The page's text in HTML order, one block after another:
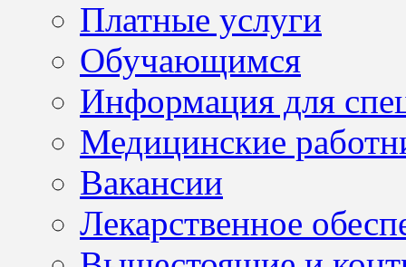
Платные услуги
Обучающимся
Информация для
Медицинские
Вакансии
Лекарственное